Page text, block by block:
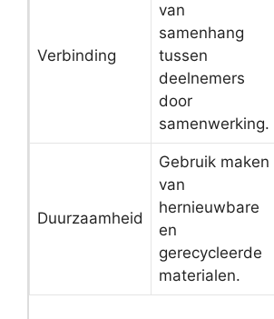
Verbinding
van
samenhang
tussen
deelnemers
door
samenwerking.
Duurzaamheid
Gebruik maken
van
hernieuwbare
en
gerecycleerde
materialen.